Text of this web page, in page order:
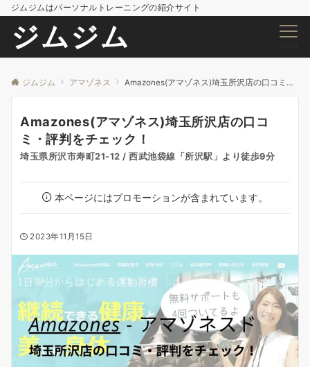
ジムジムはパーソナルトレーニングの紹介サイト
ジムジム
ジムジム アマゾネス Amazones(アマゾネス)埼玉所沢店の口コミ・評判をチェック！
Amazones(アマゾネス)埼玉所沢店の口コ
ミ・評判をチェック！
埼玉県所沢市寿町21-12 / 西武池袋線「所沢駅」より徒歩9分
本ページにはプロモーションが含まれています。
2023年11月15日